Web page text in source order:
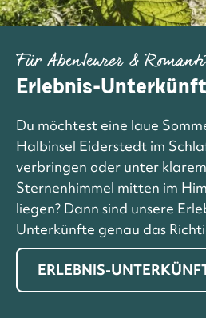
Für Abenteurer &
Erlebnis-
Du möchtest eine laue
Halbinsel Eiderstedt im
verbringen oder unter klarem
Sternenhimmel mitten im
liegen? Dann sind unsere
Unterkünfte genau das
ERLEBNIS-